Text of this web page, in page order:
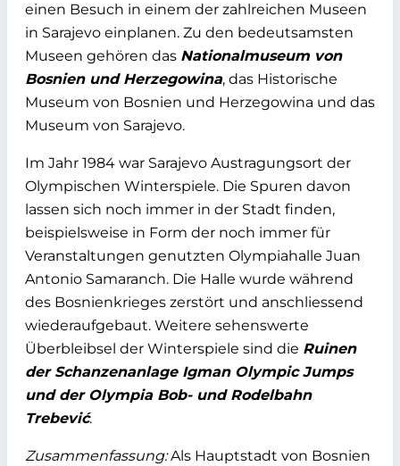
einen Besuch in einem der zahlreichen Museen
in Sarajevo einplanen. Zu den bedeutsamsten
Museen gehören das Nationalmuseum von
Bosnien und Herzegowina, das Historische
Museum von Bosnien und Herzegowina und das
Museum von Sarajevo.
Im Jahr 1984 war Sarajevo Austragungsort der
Olympischen Winterspiele. Die Spuren davon
lassen sich noch immer in der Stadt finden,
beispielsweise in Form der noch immer für
Veranstaltungen genutzten Olympiahalle Juan
Antonio Samaranch. Die Halle wurde während
des Bosnienkrieges zerstört und anschliessend
wiederaufgebaut. Weitere sehenswerte
Überbleibsel der Winterspiele sind die Ruinen
der Schanzenanlage Igman Olympic Jumps
und der Olympia Bob- und Rodelbahn
Trebević.
Zusammenfassung:Als Hauptstadt von Bosnien